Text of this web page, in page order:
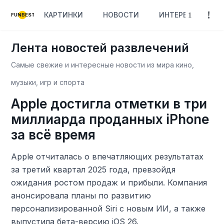
FUNBEST КАРТИНКИ НОВОСТИ ИНТЕРЕСНОЕ
Лента новостей развлечений
Самые свежие и интересные новости из мира кино,
музыки, игр и спорта
Apple достигла отметки в три
миллиарда проданных iPhone
за всё время
Apple отчиталась о впечатляющих результатах
за третий квартал 2025 года, превзойдя
ожидания ростом продаж и прибыли. Компания
анонсировала планы по развитию
персонализированной Siri с новым ИИ, а также
выпустила бета-версию iOS 26.